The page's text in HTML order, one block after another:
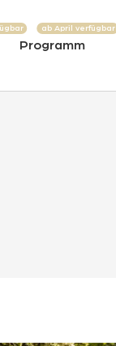
Programm
ab April verfügbar